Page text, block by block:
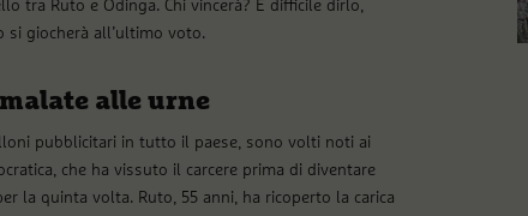
tra Ruto e Odinga. Chi vincerà? È difficile dirlo,
giocherà all’ultimo voto.
alle urne
pubblicitari in tutto il paese, sono volti noti ai
che ha vissuto il carcere prima di diventare
la quinta volta. Ruto, 55 anni, ha ricoperto la carica